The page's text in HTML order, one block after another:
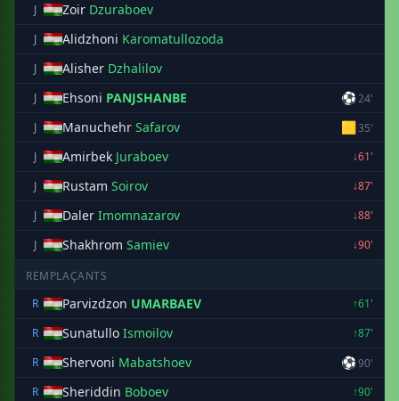
J Zoir Dzuraboev
J Alidzhoni Karomatullozoda
J Alisher Dzhalilov
J Ehsoni PANJSHANBE ⚽24'
J
Manuchehr Safarov 🟨35'
J
Amirbek Juraboev
↓61'
J
Rustam Soirov
↓87'
J
Daler Imomnazarov
↓88'
J
Shakhrom Samiev ↓90'
REMPLAÇANTS
R
Parvizdzon UMARBAEV
↑61'
R
Sunatullo Ismoilov
↑87'
R
Shervoni Mabatshoev ⚽90'
R
Sheriddin Boboev
↑90'